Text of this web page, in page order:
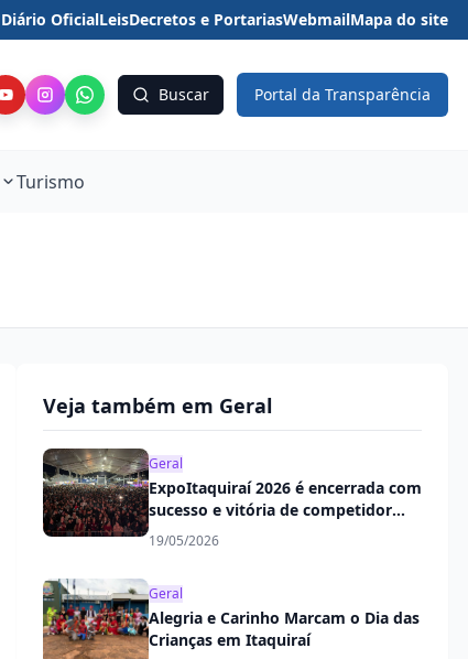
Diário OficialLeisDecretos e PortariasWebmailMapa do site
Buscar Portal da Transparência
Turismo
Veja também em Geral
Geral
ExpoItaquiraí 2026 é encerrada com
sucesso e vitória de competidor
itaquiraiense
19/05/2026
Geral
Alegria e Carinho Marcam o Dia das
Crianças em Itaquiraí